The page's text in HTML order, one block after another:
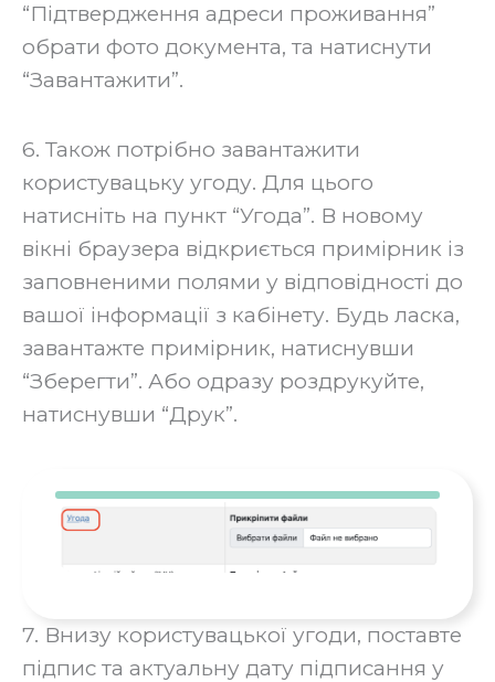
“Підтвердження адреси проживання”
обрати фото документа, та натиснути
“Завантажити”.
6. Також потрібно завантажити
користувацьку угоду. Для цього
натисніть на пункт “Угода”. В новому
вікні браузера відкриється примірник із
заповненими полями у відповідності до
вашої інформації з кабінету. Будь ласка,
завантажте примірник, натиснувши
“Зберегти”. Або одразу роздрукуйте,
натиснувши “Друк”.
7. Внизу користувацької угоди, поставте
підпис та актуальну дату підписання у